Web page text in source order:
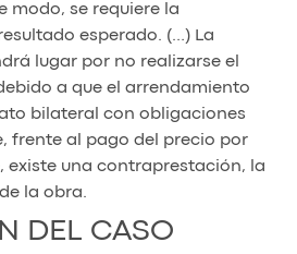
modo, se requiere la
esperado. (…) La
lugar por no realizarse el
a que el arrendamiento
bilateral con obligaciones
frente al pago del precio por
existe una contraprestación, la
la obra.
DEL CASO